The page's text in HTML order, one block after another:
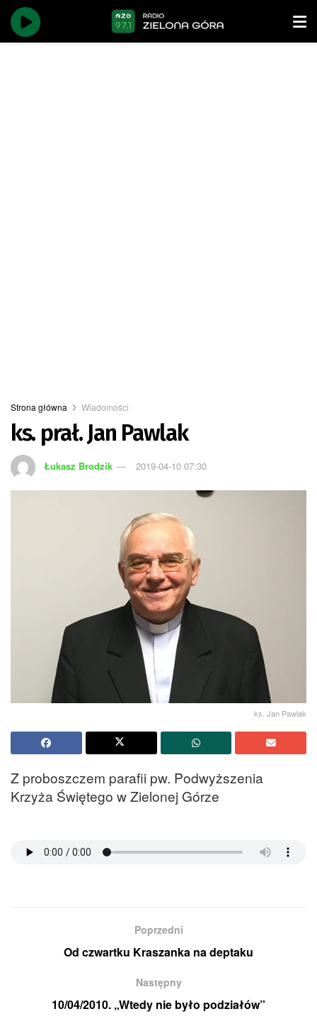
Strona główna Wiadomości
ks. prał. Jan Pawlak
Łukasz Brodzik 2019-04-10 07:30
ks. Jan Pawlak
Z proboszczem parafii pw. Podwyższenia
Krzyża Świętego w Zielonej Górze
Poprzedni
Od czwartku Kraszanka na deptaku
Następny
10/04/2010. „Wtedy nie było podziałów”